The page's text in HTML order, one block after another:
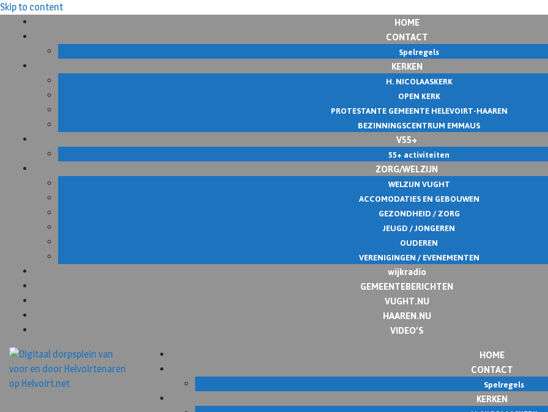
Skip to content
HOME
CONTACT
Spelregels
KERKEN
H. NICOLAASKERK
OPEN KERK
PROTESTANTE GEMEENTE HELEVOIRT-HAAREN
BEZINNINGSCENTRUM EMMAUS
V55+
55+ activiteiten
ZORG/WELZIJN
WELZIJN VUGHT
ACCOMODATIES EN GEBOUWEN
GEZONDHEID / ZORG
JEUGD / JONGEREN
OUDEREN
VERENIGINGEN / EVENEMENTEN
wijkradio
GEMEENTEBERICHTEN
VUGHT.NU
HAAREN.NU
VIDEO’S
HOME
CONTACT
Spelregels
KERKEN